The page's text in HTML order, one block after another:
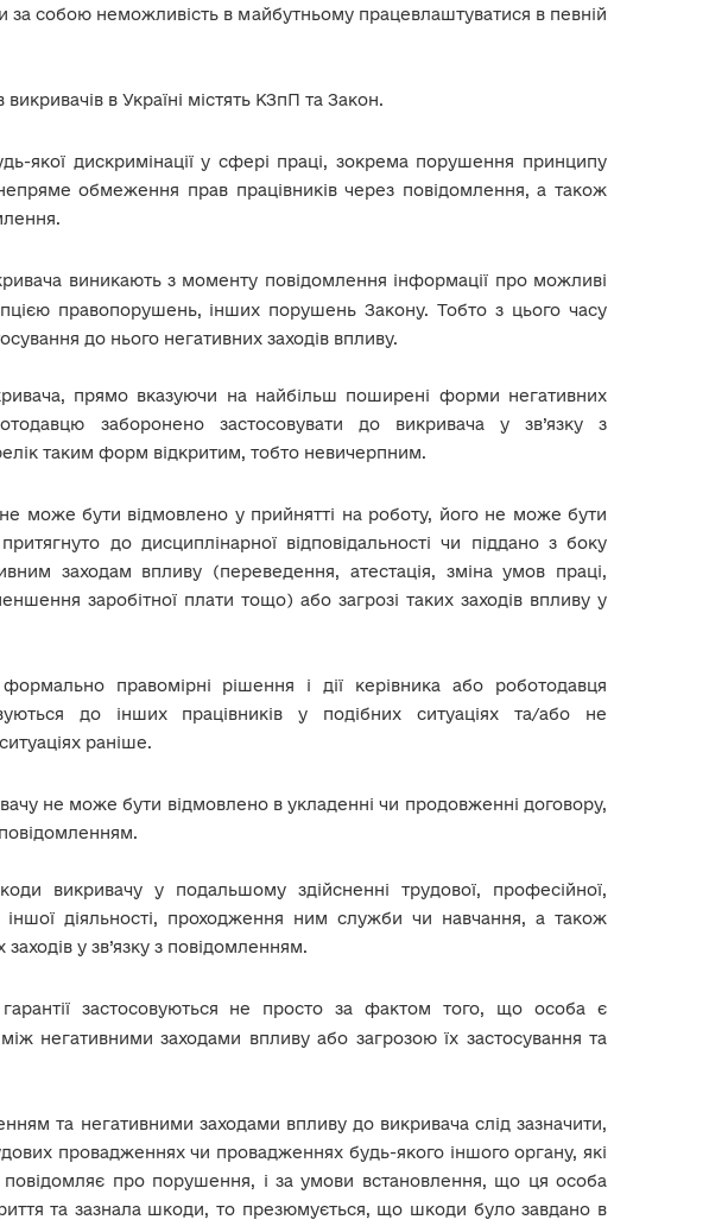
собою неможливість в майбутньому працевлаштуватися в певній
в Україні містять КЗпП та Закон.
якої дискримінації у сфері праці, зокрема порушення принципу
обмеження прав працівників через повідомлення, а також
виникають з моменту повідомлення інформації про можливі
правопорушень, інших порушень Закону. Тобто з цього часу
до нього негативних заходів впливу.
прямо вказуючи на найбільш поширені форми негативних
заборонено застосовувати до викривача у зв’язку з
таким форм відкритим, тобто невичерпним.
може бути відмовлено у прийнятті на роботу, його не може бути
до дисциплінарної відповідальності чи піддано з боку
заходам впливу (переведення, атестація, зміна умов праці,
заробітної плати тощо) або загрозі таких заходів впливу у
правомірні рішення і дії керівника або роботодавця
до інших працівників у подібних ситуаціях та/або не
раніше.
не може бути відмовлено в укладенні чи продовженні договору,
викривачу у подальшому здійсненні трудової, професійної,
іншої діяльності, проходження ним служби чи навчання, а також
у зв’язку з повідомленням.
застосовуються не просто за фактом того, що особа є
негативними заходами впливу або загрозою їх застосування та
та негативними заходами впливу до викривача слід зазначити,
провадженнях чи провадженнях будь-якого іншого органу, які
про порушення, і за умови встановлення, що ця особа
та зазнала шкоди, то презюмується, що шкоди було завдано в